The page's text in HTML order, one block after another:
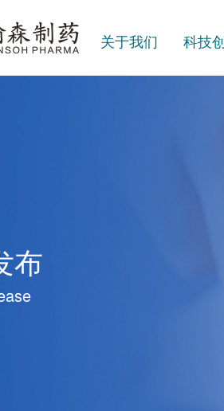
关于我们 科技
布